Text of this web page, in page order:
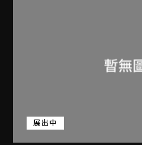
展出中